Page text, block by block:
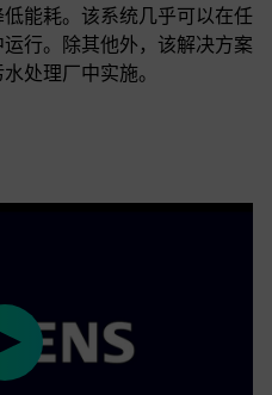
能耗。该系统几乎可以在任
行。除其他外，该解决方案
处理厂中实施。
Play